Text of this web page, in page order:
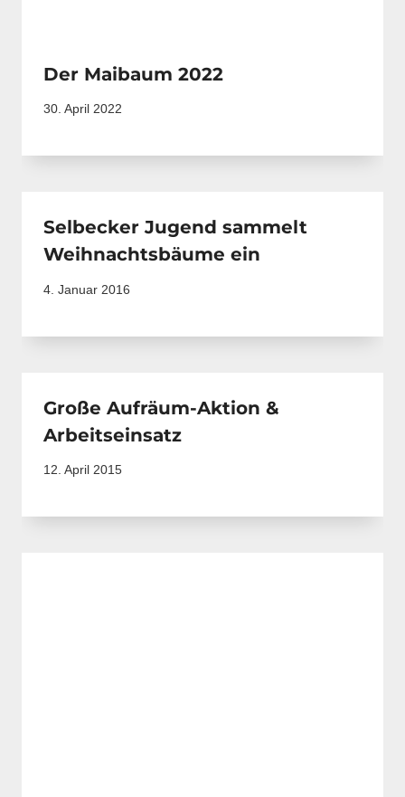
Der Maibaum 2022
30. April 2022
Selbecker Jugend sammelt
Weihnachtsbäume ein
4. Januar 2016
Große Aufräum-Aktion &
Arbeitseinsatz
12. April 2015